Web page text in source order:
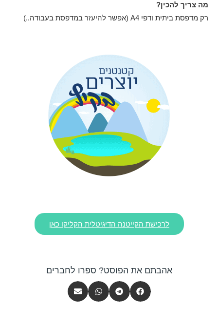
מה צריך להכין?
רק מדפסת ביתית ודפי A4 (אפשר להיעזר במדפסת בעבודה..)
לרכישת הקייטנה הדיגיטלית הקליקו כאן
אהבתם את הפוסט? ספרו לחברים